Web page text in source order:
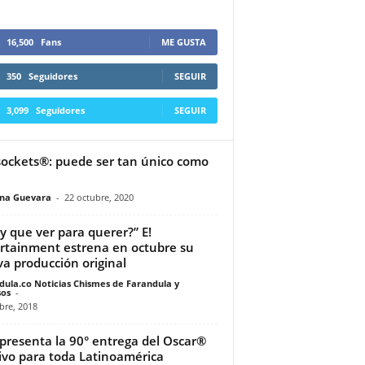
16,500 Fans ME GUSTA
350 Seguidores SEGUIR
3,099 Seguidores SEGUIR
puede ser tan único como
Guevara - 22 octubre, 2020
que ver para querer?” E!
estrena en octubre su
producción original
Noticias Chismes de Farandula y
-
2018
la 90° entrega del Oscar®
para toda Latinoamérica